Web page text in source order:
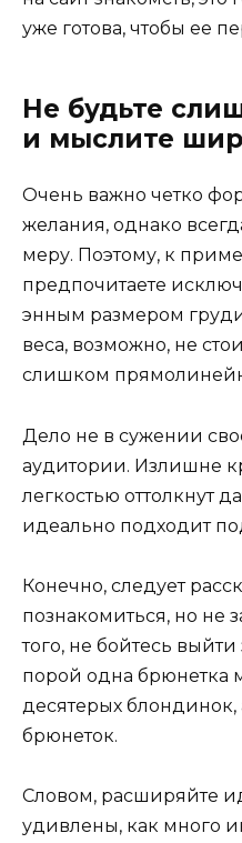
уже готова, чтобы ее
Не будьте
и мыслите
Очень важно четко
желания, однако
меру. Поэтому, к
предпочитаете
энным размером
веса, возможно, не
слишком
Дело не в сужении
аудитории. Излишне
легкостью оттолкнут
идеально подходит
Конечно, следует
познакомиться, но не
того, не бойтесь
порой одна брюнетка
десятерых
брюнеток.
Словом, расширяйте
удивлены, как много